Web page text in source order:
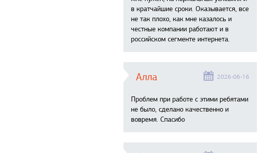
в кратчайшие сроки. Оказывается, все
не так плохо, как мне казалось и
честные компании работают и в
российском сегменте интернета.
Алла 2026-06-16
Проблем при работе с этими ребятами
не было, сделано качественно и
вовремя. Спасибо